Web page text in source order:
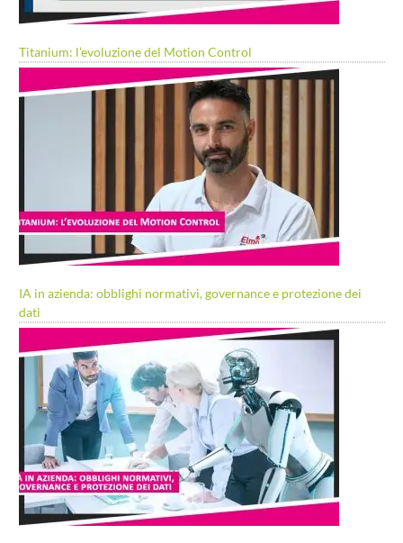
Titanium: l’evoluzione del Motion Control
IA in azienda: obblighi normativi, governance e protezione dei
dati